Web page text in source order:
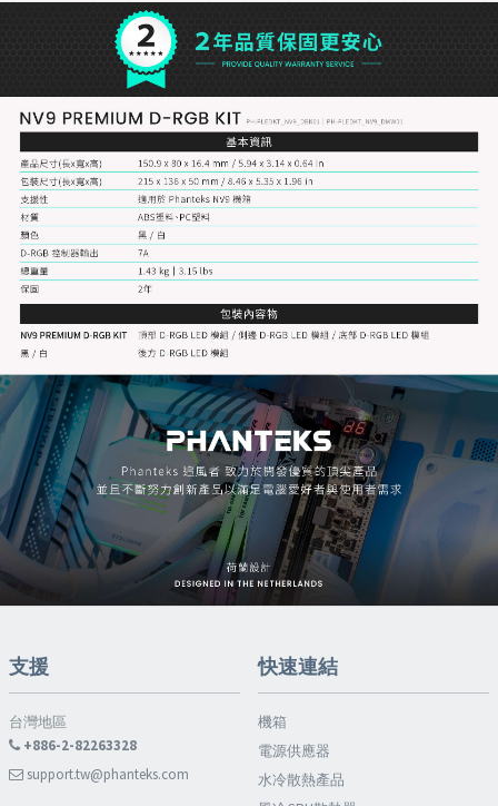
支援
台灣地區
+886-2-82263328
support.tw@phanteks.com
快速連結
機箱
電源供應器
水冷散熱產品